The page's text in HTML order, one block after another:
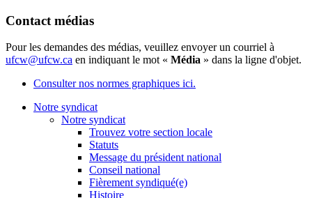
Contact médias
Pour les demandes des médias, veuillez envoyer un courriel à
ufcw@ufcw.ca en indiquant le mot « Média » dans la ligne d'objet.
Consulter nos normes graphiques ici.
Notre syndicat
Notre syndicat
Trouvez votre section locale
Statuts
Message du président national
Conseil national
Fièrement syndiqué(e)
Histoire